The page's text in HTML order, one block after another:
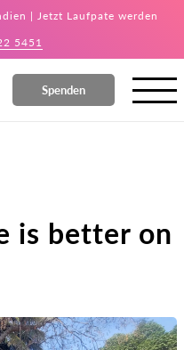
| Jetzt Laufpate werden
5451
Spenden
is better on